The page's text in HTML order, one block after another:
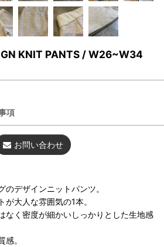
KNIT PANTS / W26~W34
項
お問い合わせ
デザインニットパンツ。
が大人な雰囲気の1本。
なく密度が細かいしっかりとした生地感
感。